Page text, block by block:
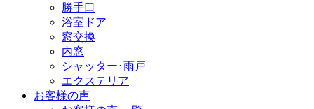
勝手口
浴室ドア
窓交換
内窓
シャッター･雨戸
エクステリア
お客様の声